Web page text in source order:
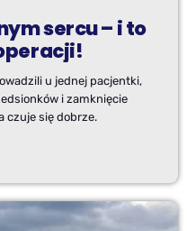
sercu – i to
u jednej pacjentki,
i zamknięcie
czuje się dobrze.